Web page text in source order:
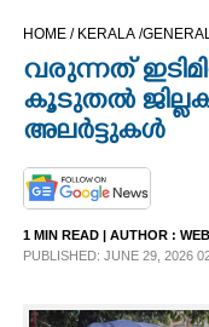
CINEMA
OPINION
PHOTOS
LIFESTYLE
SPIRITUAL
HOME / KERALA /
വരുന്നത്
കൂടുതൽ
അലർട്ടുകൾ
1 MIN READ | AUTHOR :
PUBLISHED: JUNE 29, 2026